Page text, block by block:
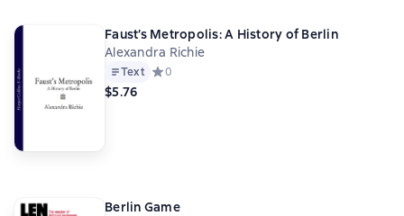
Faust’s Metropolis: A History of Berlin
Alexandra Richie
Text Средний рейтинг 0 на основе 0 оценок
0
$5.76
Berlin Game